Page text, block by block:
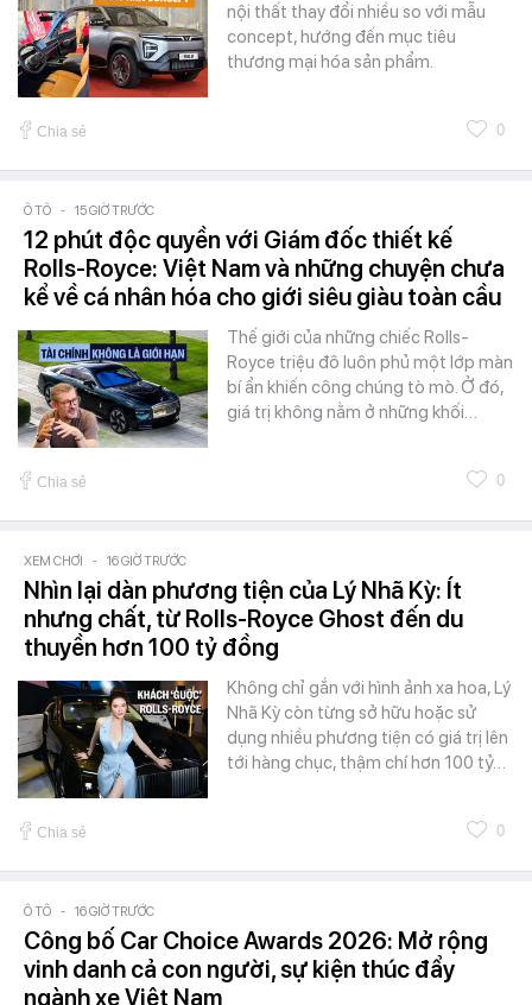
nội thất thay đổi nhiều so với mẫu
concept, hướng đến mục tiêu
thương mại hóa sản phẩm.
Chia sẻ 0
Ô TÔ - 15 GIỜ TRƯỚC
12 phút độc quyền với Giám đốc thiết kế
Rolls-Royce: Việt Nam và những chuyện chưa
kể về cá nhân hóa cho giới siêu giàu toàn cầu
Thế giới của những chiếc Rolls-
Royce triệu đô luôn phủ một lớp màn
bí ẩn khiến công chúng tò mò. Ở đó,
giá trị không nằm ở những khối…
Chia sẻ 0
XEM CHƠI - 16 GIỜ TRƯỚC
Nhìn lại dàn phương tiện của Lý Nhã Kỳ: Ít
nhưng chất, từ Rolls-Royce Ghost đến du
thuyền hơn 100 tỷ đồng
Không chỉ gắn với hình ảnh xa hoa, Lý
Nhã Kỳ còn từng sở hữu hoặc sử
dụng nhiều phương tiện có giá trị lên
tới hàng chục, thậm chí hơn 100 tỷ…
Chia sẻ 0
Ô TÔ - 16 GIỜ TRƯỚC
Công bố Car Choice Awards 2026: Mở rộng
vinh danh cả con người, sự kiện thúc đẩy
ngành xe Việt Nam